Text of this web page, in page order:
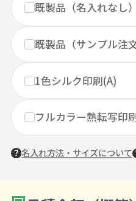
既製品（名入れなし）
既製品（サンプル注文
1色シルク印刷(A)
フルカラー熱転写印
名入れ方法・サイズについて